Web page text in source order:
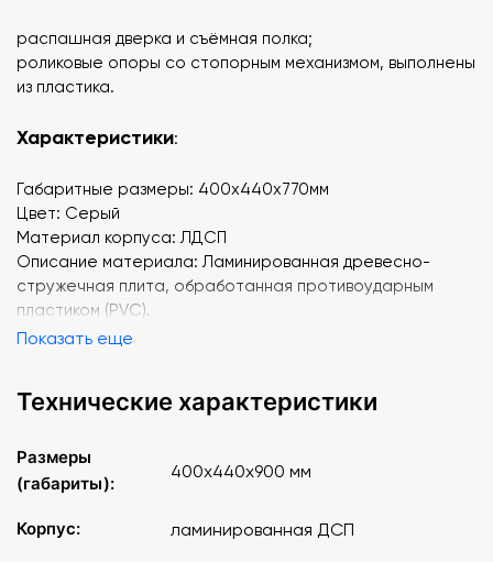
распашная дверка и съёмная полка;
роликовые опоры со стопорным механизмом, выполнены
из пластика.
Характеристики:
Габаритные размеры: 400x440x770мм
Цвет: Серый
Материал корпуса: ЛДСП
Описание материала: Ламинированная древесно-
стружечная плита, обработанная противоударным
пластиком (PVC).
Показать еще
Технические характеристики
Размеры
(габариты):
400x440x900 мм
Корпус: ламинированная ДСП